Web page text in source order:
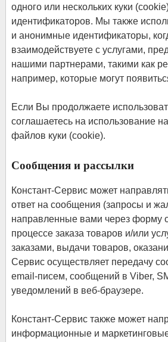
одного или нескольких куки
идентификаторов. Мы также
и анонимные идентификаторы,
взаимодействуете с услугами,
нашими партнерами, такими как
например, которые могут
Если Вы продолжаете
соглашаетесь на использование
файлов куки (cookie).
Сообщения и рассылки
Констант-Сервис может
ответ на сообщения (запросы и
направленные вами через форму
процессе заказа товаров и/или
заказами, выдачи товаров,
Сервис осуществляет передачу
email-писем, сообщений в Viber,
уведомлений в веб-браузере.
Констант-Сервис также может
информационные и